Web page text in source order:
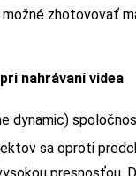
zhotovovať
nahrávaní videa
dynamic)
sa oproti